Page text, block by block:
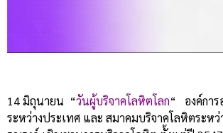
14 มิถุนายน “วันผู้บริจาคโลหิตโลก“ องค์การ
ระหว่างประเทศ และ สมาคมบริจาคโลหิตระ